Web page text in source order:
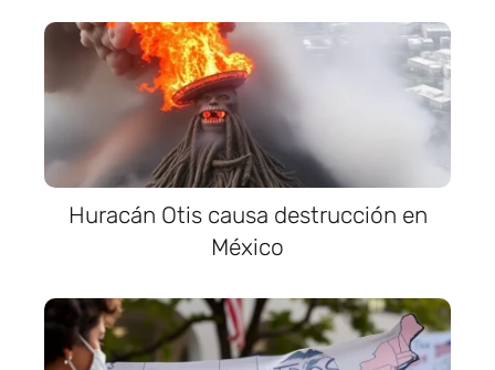
Huracán Otis causa destrucción en
México